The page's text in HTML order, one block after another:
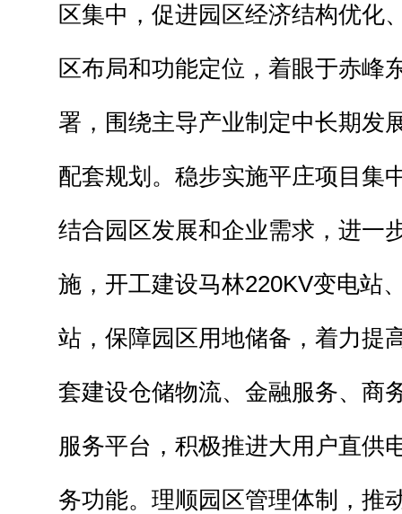
区集中，促进园区经济结构优化
区布局和功能定位，着眼于赤峰
署，围绕主导产业制定中长期发
配套规划。稳步实施平庄项目集
结合园区发展和企业需求，进一
施，开工建设马林220KV变电站
站，保障园区用地储备，着力提
套建设仓储物流、金融服务、商
服务平台，积极推进大用户直供
务功能。理顺园区管理体制，推